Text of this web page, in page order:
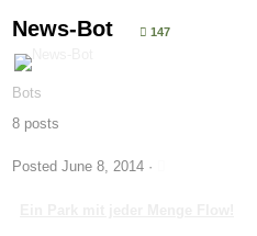
News-Bot 147
Bots
8 posts
Posted June 8, 2014 ·